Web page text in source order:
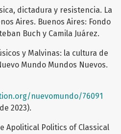
dictadura y resistencia. La
Aires. Buenos Aires: Fondo
Buch y Camila Juárez.
y Malvinas: la cultura de
Mundo Mundos Nuevos.
nuevomundo/76091
2023).
Apolitical Politics of Classical